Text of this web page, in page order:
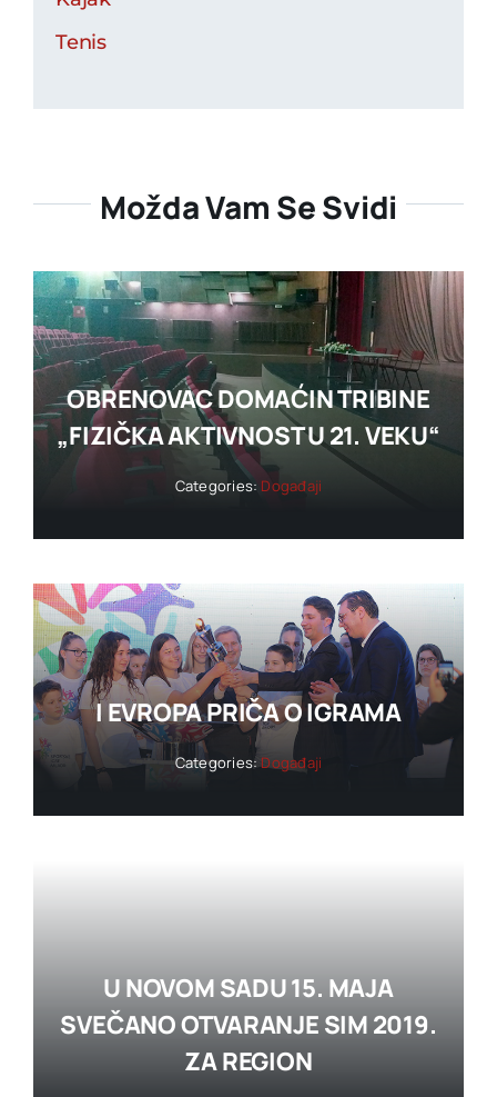
Tenis
Možda Vam Se Svidi
OBRENOVAC DOMAĆIN TRIBINE
„FIZIČKA AKTIVNOST U 21. VEKU“
Categories: Događaji
I EVROPA PRIČA O IGRAMA
Categories:Događaji
U NOVOM SADU 15. MAJA
SVEČANO OTVARANJE SIM 2019.
ZA REGION